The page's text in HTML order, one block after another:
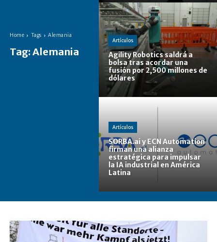
Home Tags Alemania
Tag: Alemania
Artículos
Agility Robotics saldrá a
bolsa tras acordar una
fusión por 2,500 millones de
dólares
Artículos
SORBA.ai y ECN Automation
firman una alianza
estratégica para impulsar
la IA industrial en América
Latina